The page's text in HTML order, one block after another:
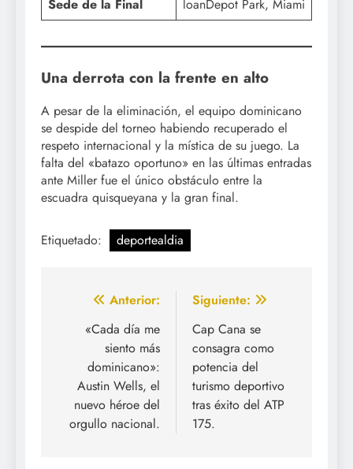
Sede de la Final loanDepot Park, Miami
Una derrota con la frente en alto
A pesar de la eliminación, el equipo dominicano
se despide del torneo habiendo recuperado el
respeto internacional y la mística de su juego. La
falta del «batazo oportuno» en las últimas entradas
ante Miller fue el único obstáculo entre la
escuadra quisqueyana y la gran final.
Etiquetado: deportealdia
Navegación
entradas
Anterior:
«Cada día me
siento más
dominicano»:
Austin Wells, el
nuevo héroe del
orgullo nacional.
Siguiente:
Cap Cana se
consagra como
potencia del
turismo deportivo
tras éxito del ATP
175.